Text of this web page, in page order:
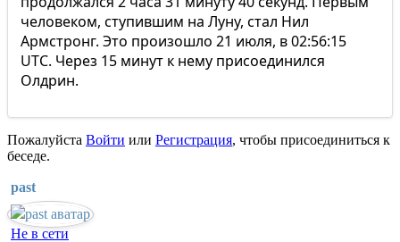
человеком, ступившим на Луну, стал Нил
Армстронг. Это произошло 21 июля, в 02:56:15
UTC. Через 15 минут к нему присоединился
Олдрин.
Пожалуйста Войти или Регистрация, чтобы присоединиться к
беседе.
past
Не в сети